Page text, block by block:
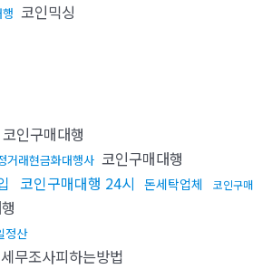
코인믹싱
코인구매대행
거래현금화대행사 코인구매대행
코인구매대행 24시 돈세탁업체
코인구매
정산
세무조사피하는방법